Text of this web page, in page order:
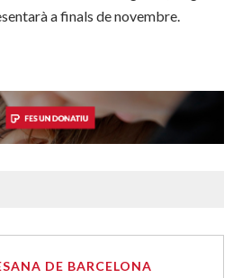
a finals de novembre.
DE BARCELONA